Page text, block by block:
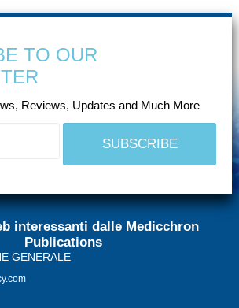
TO OUR
Reviews, Updates and Much More
interessanti dalle Medicchron
Publications
GENERALE